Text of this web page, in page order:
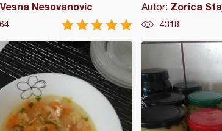
Vesna Nesovanovic Autor: Zorica
4318